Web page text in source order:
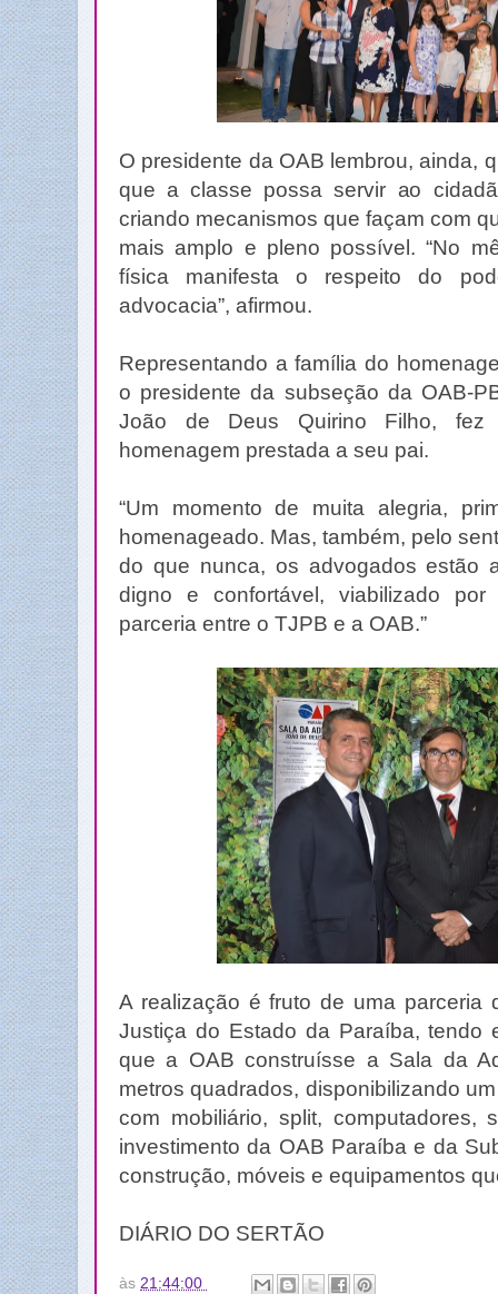
O presidente da OAB lembrou, ainda,
que a classe possa servir ao
criando mecanismos que façam com
mais amplo e pleno possível. “No
física manifesta o respeito do
advocacia”, afirmou.
Representando a família do
o presidente da subseção da OAB-
João de Deus Quirino Filho, fez
homenagem prestada a seu pai.
“Um momento de muita alegria,
homenageado. Mas, também, pelo
do que nunca, os advogados estão
digno e confortável, viabilizado
parceria entre o TJPB e a OAB.”
A realização é fruto de uma parceria
Justiça do Estado da Paraíba, tendo
que a OAB construísse a Sala da
metros quadrados, disponibilizando
com mobiliário, split, computadores,
investimento da OAB Paraíba e da
construção, móveis e equipamentos
DIÁRIO DO SERTÃO
às 21:44:00